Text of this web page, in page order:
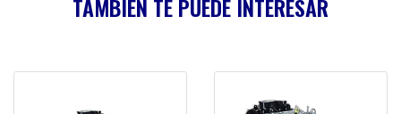
TAMBIÉN TE PUEDE INTERESAR